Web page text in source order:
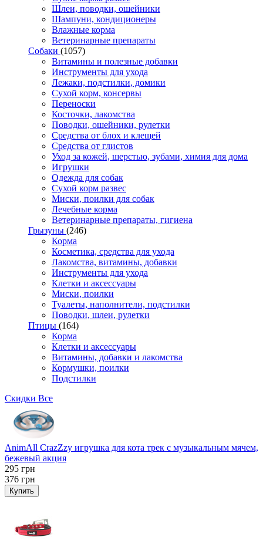
Шлеи, поводки, ошейники
Шампуни, кондиционеры
Влажные корма
Ветеринарные препараты
Собаки (1057)
Витамины и полезные добавки
Инструменты для ухода
Лежаки, подстилки, домики
Сухой корм, консервы
Переноски
Косточки, лакомства
Поводки, ошейники, рулетки
Средства от блох и клещей
Средства от глистов
Уход за кожей, шерстью, зубами, химия для дома
Игрушки
Одежда для собак
Сухой корм развес
Миски, поилки для собак
Лечебные корма
Ветеринарные препараты, гигиена
Грызуны (246)
Корма
Косметика, средства для ухода
Лакомства, витамины, добавки
Инструменты для ухода
Клетки и аксессуары
Миски, поилки
Туалеты, наполнители, подстилки
Поводки, шлеи, рулетки
Птицы (164)
Корма
Клетки и аксессуары
Витамины, добавки и лакомства
Кормушки, поилки
Подстилки
Скидки Все
AnimAll CrazZzy игрушка для кота трек с музыкальным мячем,
бежевый акция
295 грн
376 грн
Купить